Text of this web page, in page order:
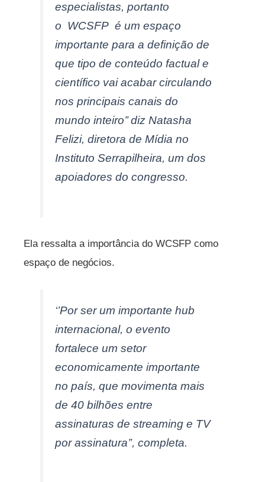
especialistas, portanto
o WCSFP é um espaço
importante para a definição de
que tipo de conteúdo factual e
científico vai acabar circulando
nos principais canais do
mundo inteiro’’ diz Natasha
Felizi, diretora de Mídia no
Instituto Serrapilheira, um dos
apoiadores do congresso.
Ela ressalta a importância do WCSFP como
espaço de negócios.
‘’Por ser um importante hub
internacional, o evento
fortalece um setor
economicamente importante
no país, que movimenta mais
de 40 bilhões entre
assinaturas destreaming e TV
por assinatura’’, completa.